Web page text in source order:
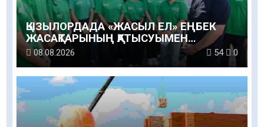
ҚЫЗЫЛОРДАДА «ЖАСЫЛ ЕЛ» ЕҢБЕК
ЖАСАҚТАРЫНЫҢ ҚАТЫСУЫМЕН
ЭКОЛОГИЯЛЫҚ СЕНБІЛІК ӨТТІ
08.08.2026 54 0